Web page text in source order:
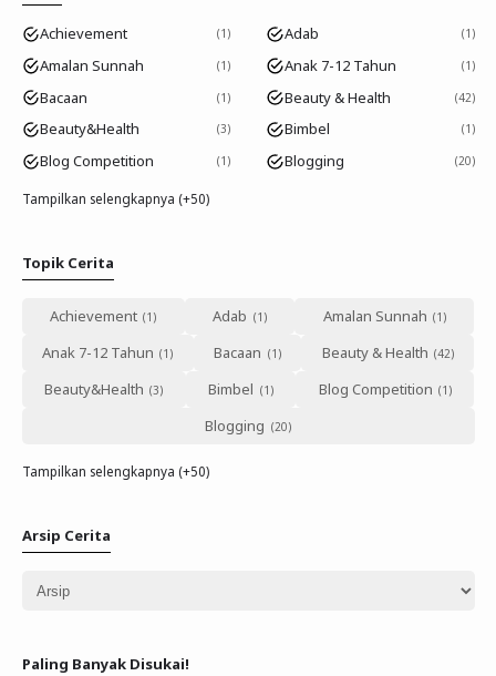
Achievement 1 Adab 1
Amalan Sunnah 1 Anak 7-12 Tahun 1
Bacaan 1 Beauty & Health 42
Beauty&Health 3 Bimbel 1
Blog Competition 1 Blogging 20
Tampilkan selengkapnya (+50)
Topik Cerita
Achievement Adab
Amalan Sunnah
Anak 7-12 Tahun
Bacaan
Beauty & Health
Beauty&Health
Bimbel
Blog Competition
Blogging
Tampilkan selengkapnya (+50)
Arsip Cerita
Paling Banyak Disukai!